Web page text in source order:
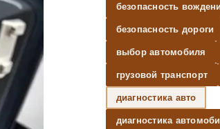
безопасность
безопасность дороги
выбор автомобиля
грузовой транспорт
диагностика авто
диагностика